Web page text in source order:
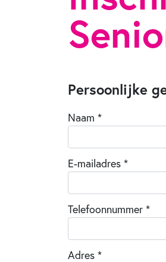
Persoonlijke
Naam *
E-mailadres *
Telefoonnummer *
Adres *